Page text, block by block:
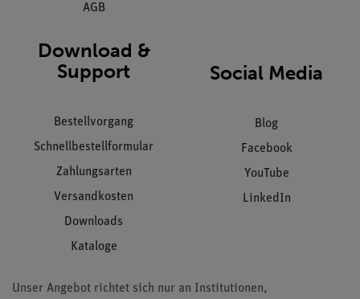
AGB
Download &
Support
Bestellvorgang
Schnellbestellformular
Zahlungsarten
Versandkosten
Downloads
Kataloge
Social Media
Blog
Facebook
YouTube
LinkedIn
Unser Angebot richtet sich nur an Institutionen,